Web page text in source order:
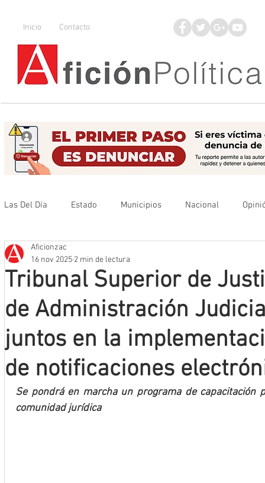
Inicio Contacto
Las Del Día Estado Municipios Nacional
Que no se olvide
Mineros LNBP
Tribunal Superior de
de Administración
juntos en la
de notificaciones
Aficionzac
16 nov 2025 2 min de lectura
Se pondrá en marcha un programa de capacitación
comunidad jurídica